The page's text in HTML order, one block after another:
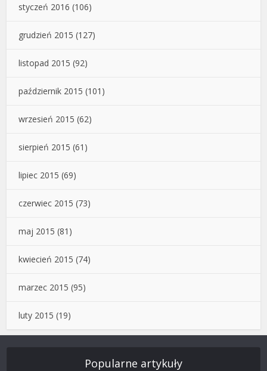
styczeń 2016 (106)
grudzień 2015 (127)
listopad 2015 (92)
październik 2015 (101)
wrzesień 2015 (62)
sierpień 2015 (61)
lipiec 2015 (69)
czerwiec 2015 (73)
maj 2015 (81)
kwiecień 2015 (74)
marzec 2015 (95)
luty 2015 (19)
Popularne artykuły